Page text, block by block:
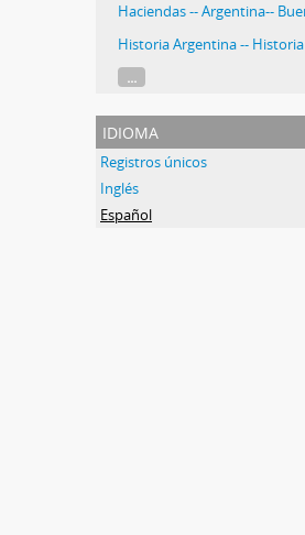
Historia Argentina -- Historia
...
idioma
Registros únicos
Inglés
Español